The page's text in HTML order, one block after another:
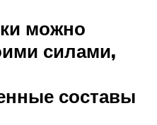
можно
силами,
составы